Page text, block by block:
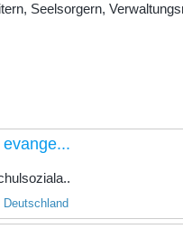
Seelsorgern,
Deutschland